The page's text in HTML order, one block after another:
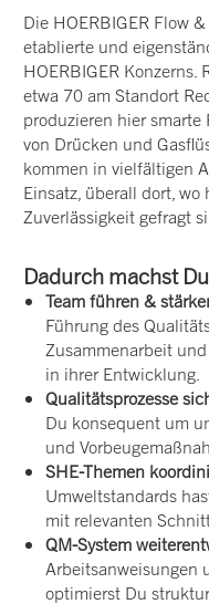
Die HOERBIGER Flow
etablierte und
HOERBIGER
etwa 70 am Standort
produzieren hier smarte
von Drücken und
kommen in vielfältigen
Einsatz, überall dort,
Zuverlässigkeit gefragt
Dadurch machst
Team führen &
Führung des
Zusammenarbeit
in ihrer Entwicklung.
Qualitätsprozesse
Du konsequent um
und
SHE-Themen
Umweltstandards
mit relevanten
QM-System
Arbeitsanweisungen
optimierst Du